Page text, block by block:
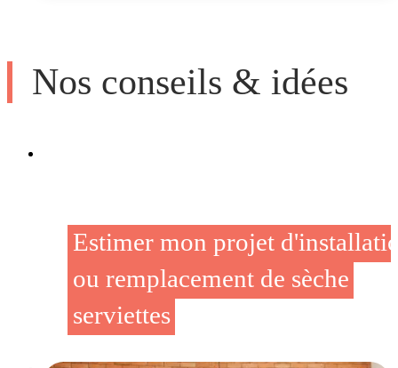
Nos conseils & idées
Estimer mon projet
ou remplacement de sèche
serviettes